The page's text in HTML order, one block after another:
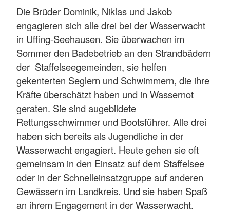
Die Brüder Dominik, Niklas und Jakob
engagieren sich alle drei bei der Wasserwacht
in Uffing-Seehausen. Sie überwachen im
Sommer den Badebetrieb an den Strandbädern
der Staffelseegemeinden, sie helfen
gekenterten Seglern und Schwimmern, die ihre
Kräfte überschätzt haben und in Wassernot
geraten. Sie sind augebildete
Rettungsschwimmer und Bootsführer. Alle drei
haben sich bereits als Jugendliche in der
Wasserwacht engagiert. Heute gehen sie oft
gemeinsam in den Einsatz auf dem Staffelsee
oder in der Schnelleinsatzgruppe auf anderen
Gewässern im Landkreis. Und sie haben Spaß
an ihrem Engagement in der Wasserwacht.